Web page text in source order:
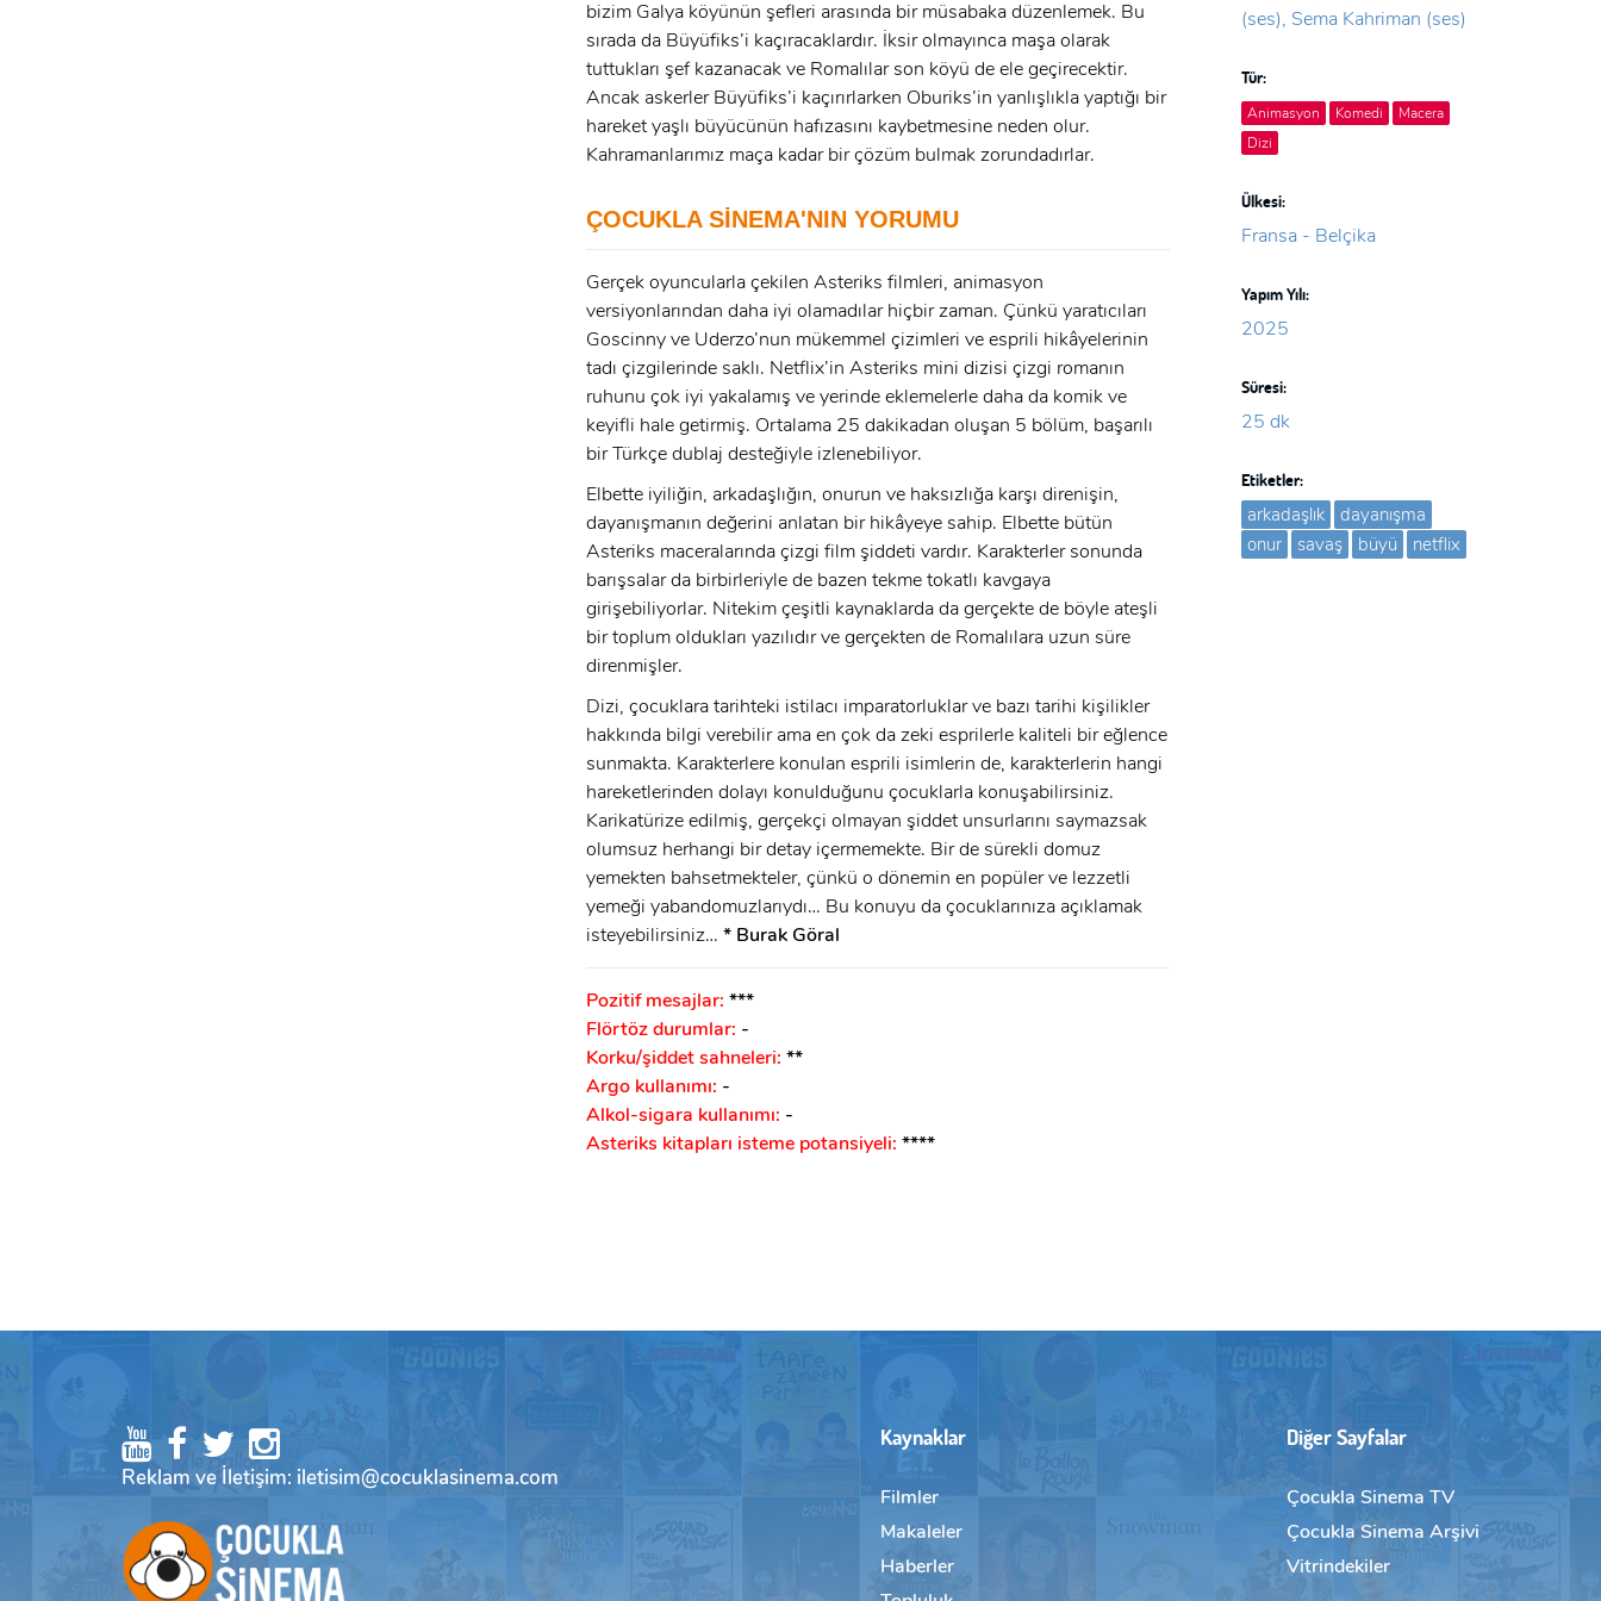
x
GIRIŞ YAP
E-Posta:
Şifre:
Beni Hatırla Şifremi Unuttum ?
GIRIŞ
x
ÜYE OL
Ad Soyad:
E-Posta:
Şifre:
ÜYE OL
bizim Galya köyünün şefleri arasında bir müsabaka düzenlemek. Bu
sırada da Büyüfiks’i kaçıracaklardır. İksir olmayınca maşa olarak
tuttukları şef kazanacak ve Romalılar son köyü de ele geçirecektir.
Ancak askerler Büyüfiks’i kaçırırlarken Oburiks’in yanlışlıkla yaptığı bir
hareket yaşlı büyücünün hafızasını kaybetmesine neden olur.
Kahramanlarımız maça kadar bir çözüm bulmak zorundadırlar.
ÇOCUKLA SİNEMA'NIN YORUMU
Gerçek oyuncularla çekilen Asteriks filmleri, animasyon
versiyonlarından daha iyi olamadılar hiçbir zaman. Çünkü yaratıcıları
Goscinny ve Uderzo’nun mükemmel çizimleri ve esprili hikâyelerinin
tadı çizgilerinde saklı. Netflix’in Asteriks mini dizisi çizgi romanın
ruhunu çok iyi yakalamış ve yerinde eklemelerle daha da komik ve
keyifli hale getirmiş. Ortalama 25 dakikadan oluşan 5 bölüm, başarılı
bir Türkçe dublaj desteğiyle izlenebiliyor.
Elbette iyiliğin, arkadaşlığın, onurun ve haksızlığa karşı direnişin,
dayanışmanın değerini anlatan bir hikâyeye sahip. Elbette bütün
Asteriks maceralarında çizgi film şiddeti vardır. Karakterler sonunda
barışsalar da birbirleriyle de bazen tekme tokatlı kavgaya
girişebiliyorlar. Nitekim çeşitli kaynaklarda da gerçekte de böyle ateşli
bir toplum oldukları yazılıdır ve gerçekten de Romalılara uzun süre
direnmişler.
Dizi, çocuklara tarihteki istilacı imparatorluklar ve bazı tarihi kişilikler
hakkında bilgi verebilir ama en çok da zeki esprilerle kaliteli bir eğlence
sunmakta. Karakterlere konulan esprili isimlerin de, karakterlerin hangi
hareketlerinden dolayı konulduğunu çocuklarla konuşabilirsiniz.
Karikatürize edilmiş, gerçekçi olmayan şiddet unsurlarını saymazsak
olumsuz herhangi bir detay içermemekte. Bir de sürekli domuz
yemekten bahsetmekteler, çünkü o dönemin en popüler ve lezzetli
yemeği yabandomuzlarıydı… Bu konuyu da çocuklarınıza açıklamak
isteyebilirsiniz… * Burak Göral
Pozitif mesajlar: ***
Flörtöz durumlar: -
Korku/şiddet sahneleri: **
Argo kullanımı: -
Alkol-sigara kullanımı: -
Asteriks kitapları isteme potansiyeli: ****
(ses), Sema Kahriman (ses)
Tür:
Animasyon Komedi
Macera
Dizi
Ülkesi:
Fransa - Belçika
Yapım Yılı:
2025
Süresi:
25 dk
Etiketler:
arkadaşlık
dayanışma
onur
savaş büyü netflix
Reklam ve İletişim: iletisim@cocuklasinema.com
Kaynaklar
Filmler
Makaleler
Haberler
Diğer Sayfalar
Çocukla Sinema TV
Çocukla Sinema Arşivi
Vitrindekiler